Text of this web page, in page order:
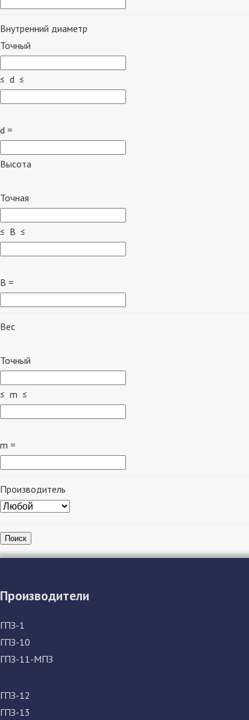
Внутренний диаметр
Точный
≤ d ≤
d =
Высота
Точная
≤ B ≤
B =
Вес
Точный
≤ m ≤
m =
Производитель
Поиск
Производители
ГПЗ-1
ГПЗ-10
ГПЗ-11-МПЗ
ГПЗ-12
ГПЗ-13